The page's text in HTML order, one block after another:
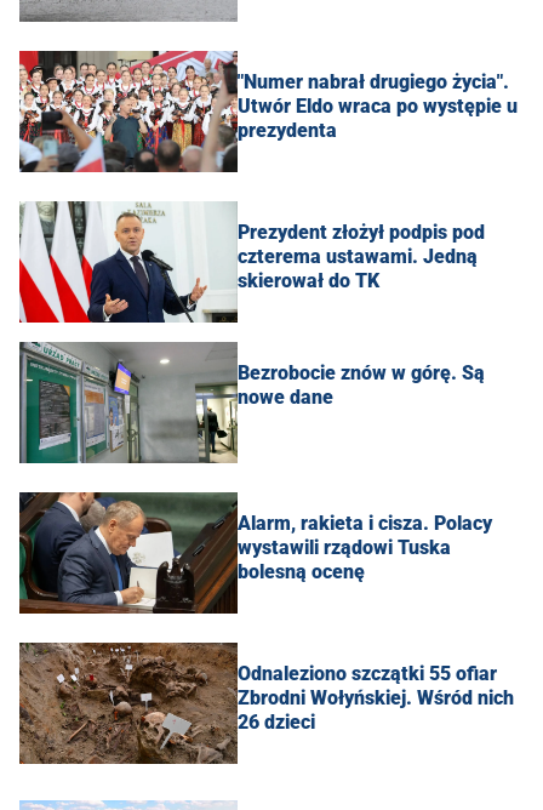
"Numer nabrał drugiego życia".
Utwór Eldo wraca po występie u
prezydenta
Prezydent złożył podpis pod
czterema ustawami. Jedną
skierował do TK
Bezrobocie znów w górę. Są
nowe dane
Alarm, rakieta i cisza. Polacy
wystawili rządowi Tuska
bolesną ocenę
Odnaleziono szczątki 55 ofiar
Zbrodni Wołyńskiej. Wśród nich
26 dzieci